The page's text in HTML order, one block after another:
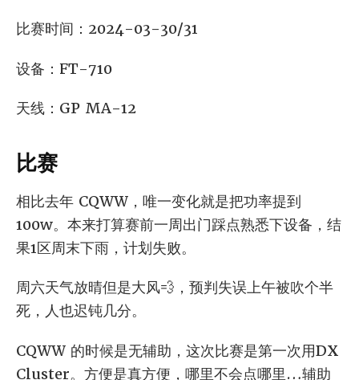
比赛时间：2024-03-30/31
设备：FT-710
天线：GP MA-12
比赛
相比去年 CQWW，唯一变化就是把功率提到
100w。本来打算赛前一周出门踩点熟悉下设备，结
果1区周末下雨，计划失败。
周六天气放晴但是大风💨，预判失误上午被吹个半
死，人也迟钝几分。
CQWW 的时候是无辅助，这次比赛是第一次用DX
Cluster。方便是真方便，哪里不会点哪里…辅助